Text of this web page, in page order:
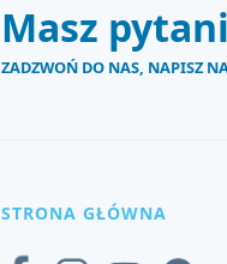
Masz
ZADZWOŃ DO NAS, NAPISZ
STRONA GŁÓWNA